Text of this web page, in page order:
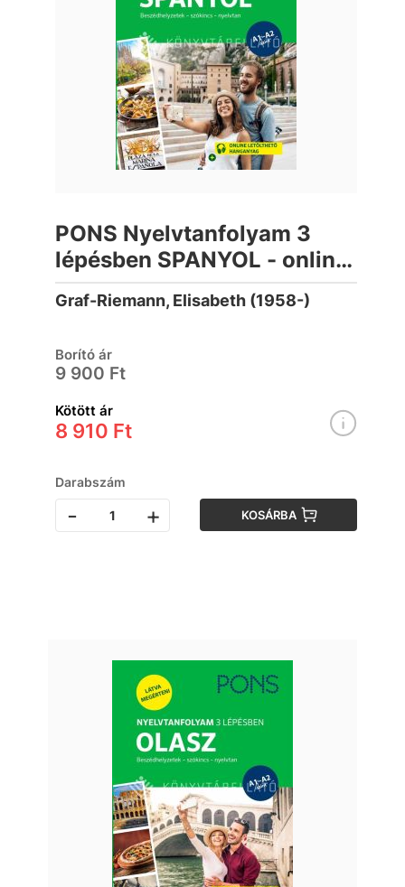
PONS Nyelvtanfolyam 3
lépésben SPANYOL - online
letölthető hanganyaggal
Graf-Riemann, Elisabeth (1958-)
Borító ár
9 900 Ft
Kötött ár
8 910 Ft
Darabszám
- + KOSÁRBA